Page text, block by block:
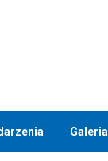
Galeria